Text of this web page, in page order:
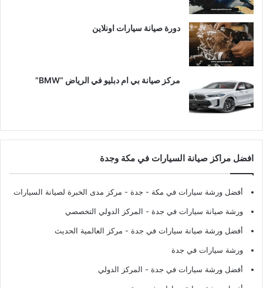
دورة صيانة سيارات اونلاين
مركز صيانة بي ام دبليو في الرياض “BMW”
افضل مراكز صيانة السيارات في مكة وجدة
أفضل ورشة سيارات في مكة - جدة - مركز مدى الخبرة لصيانة السيارات
ورشة صيانة سيارات في جدة - المركز الدولي التخصصي
أفضل ورشة صيانة سيارات في جدة - مركز العالمية الحديث
ورشة سيارات في جدة
أفضل ورشة سيارات في جدة - المركز الدولي